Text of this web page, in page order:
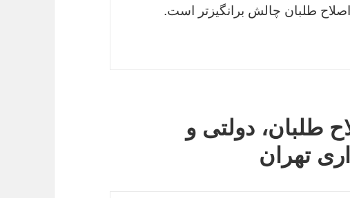
طلبان چالش برانگیزتر است.
طلبان، دولتی و
تهران